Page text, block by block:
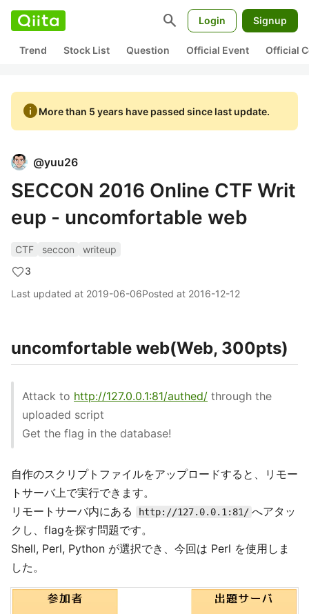
search Login Signup
Trend Stock List Question Official Event Official
infoMore than 5 years have passed since last update.
@yuu26
SECCON 2016 Online CTF Writ
eup - uncomfortable web
CTF seccon
writeup
3
Last updated at 2019-06-06Posted at 2016-12-12
uncomfortable web(Web, 300pts)
Attack to http://127.0.0.1:81/authed/ through the
uploaded script
Get the flag in the database!
自作のスクリプトファイルをアップロードすると、リモー
トサーバ上で実行できます。
リモートサーバ内にある
http://127.0.0.1:81/ へアタッ
クし、flagを探す問題です。
Shell, Perl, Python が選択でき、今回は Perl を使用しま
した。